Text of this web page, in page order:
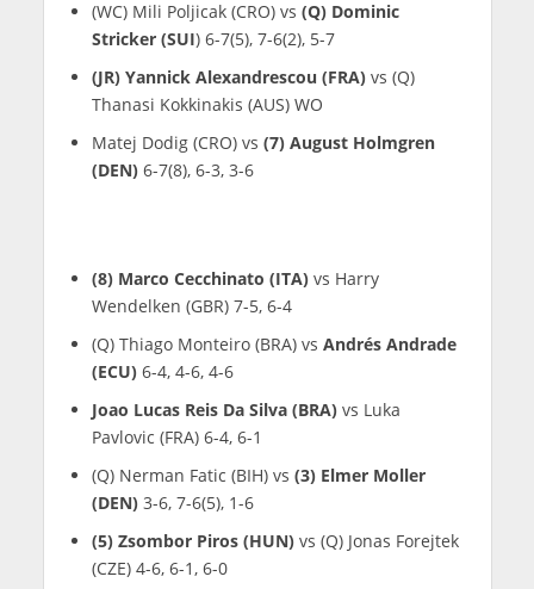
(WC) Mili Poljicak (CRO) vs (Q) Dominic
Stricker (SUI) 6-7(5), 7-6(2), 5-7
(JR) Yannick Alexandrescou (FRA)vs (Q)
Thanasi Kokkinakis (AUS) WO
Matej Dodig (CRO) vs (7) August Holmgren
(DEN)6-7(8), 6-3, 3-6
(8) Marco Cecchinato (ITA)vs Harry
Wendelken (GBR) 7-5, 6-4
(Q) Thiago Monteiro (BRA) vs Andrés Andrade
(ECU)6-4, 4-6, 4-6
Joao Lucas Reis Da Silva (BRA)vs Luka
Pavlovic (FRA) 6-4, 6-1
(Q) Nerman Fatic (BIH) vs (3) Elmer Moller
(DEN)3-6, 7-6(5), 1-6
(5) Zsombor Piros (HUN)vs (Q) Jonas Forejtek
(CZE) 4-6, 6-1, 6-0